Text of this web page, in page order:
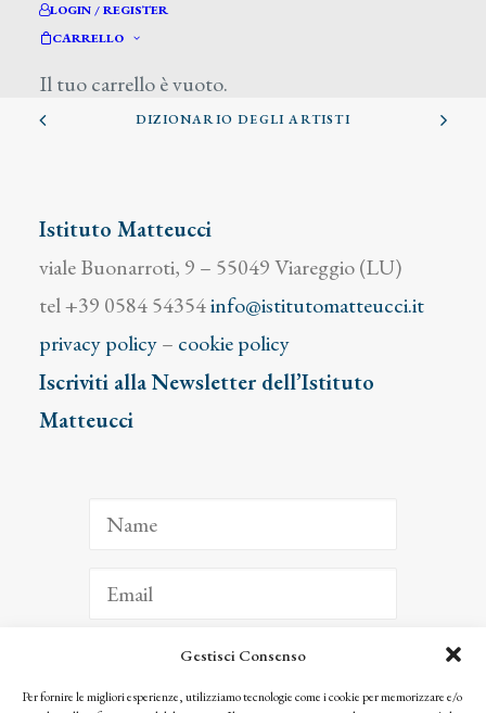
Gestisci Consenso
Per fornire le migliori esperienze, utilizziamo tecnologie come i cookie per memorizzare e/o
LOGIN / REGISTER
CARRELLO
Il tuo carrello è vuoto.
DIZIONARIO DEGLI ARTISTI
Istituto Matteucci
viale Buonarroti, 9 – 55049 Viareggio (LU)
tel +39 0584 54354info@istitutomatteucci.it
privacy policy– cookie policy
Iscriviti alla Newsletter dell’Istituto
Matteucci
ISCRIVITI